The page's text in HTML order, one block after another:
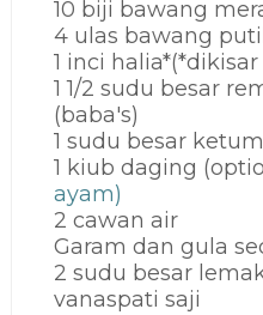
10 biji bawang
4 ulas bawang
1 inci
1 1/2 sudu besar
(baba's)
1 sudu besar
1 kiub daging
ayam)
2 cawan air
Garam dan gula
2 sudu besar
vanaspati saji